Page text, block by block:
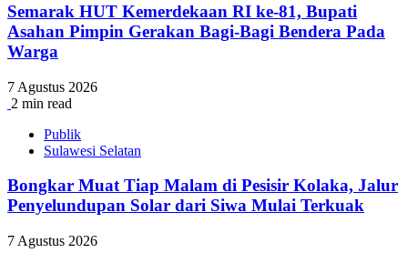
Semarak HUT Kemerdekaan RI ke-81, Bupati
Asahan Pimpin Gerakan Bagi-Bagi Bendera Pada
Warga
7 Agustus 2026
2 min read
Publik
Sulawesi Selatan
Bongkar Muat Tiap Malam di Pesisir Kolaka, Jalur
Penyelundupan Solar dari Siwa Mulai Terkuak
7 Agustus 2026